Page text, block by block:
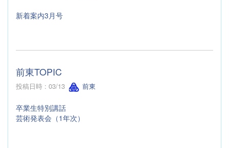
新着案内3月号
前東TOPIC
投稿日時 : 03/13 前東
卒業生特別講話
芸術発表会（1年次）